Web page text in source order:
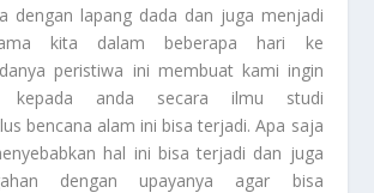
dengan lapang dada dan juga menjadi
kita dalam beberapa hari ke
peristiwa ini membuat kami ingin
kepada anda secara ilmu studi
bencana alam ini bisa terjadi. Apa saja
hal ini bisa terjadi dan juga
dengan upayanya agar bisa